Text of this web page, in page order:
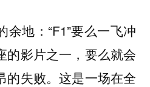
地：“F1”要么一飞冲
的影片之一，要么就会
的失败。这是一场在全